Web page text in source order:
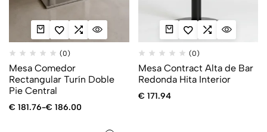
(0)
Mesa Comedor
Rectangular Turín Doble
Pie Central
€ 181.76-€ 186.00
(0)
Mesa Contract Alta de Bar
Redonda Hita Interior
€ 171.94